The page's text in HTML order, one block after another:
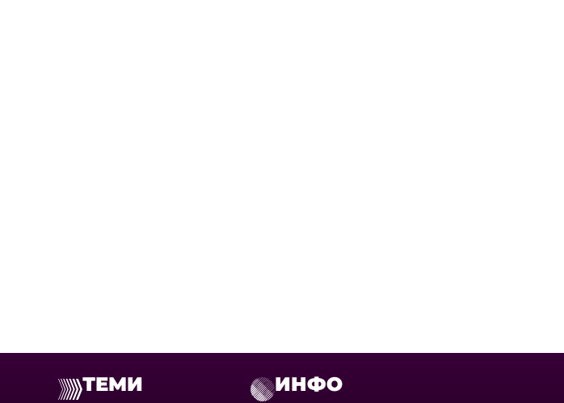
ТЕМИ ИНФО